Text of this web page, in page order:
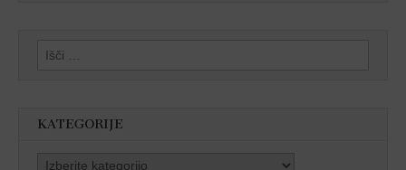
Išči:
KATEGORIJE
Kategorije